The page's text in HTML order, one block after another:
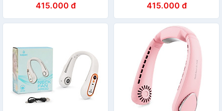
415.000 đ 415.000 đ